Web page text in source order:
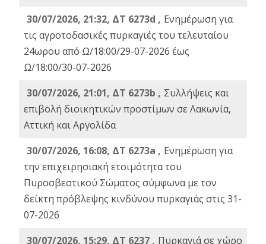
30/07/2026, 21:32, ΔΤ 6273d , Ενημέρωση για
τις αγροτοδασικές πυρκαγιές του τελευταίου
24ωρου από Ω/18:00/29-07-2026 έως
Ω/18:00/30-07-2026
30/07/2026, 21:01, ΔΤ 6273b , Συλλήψεις και
επιβολή διοικητικών προστίμων σε Λακωνία,
Αττική και Αργολίδα
30/07/2026, 16:08, ΔΤ 6273a , Ενημέρωση για
την επιχειρησιακή ετοιμότητα του
Πυροσβεστικού Σώματος σύμφωνα με τον
δείκτη πρόβλεψης κινδύνου πυρκαγιάς στις 31-
07-2026
30/07/2026, 15:29, ΔΤ 6237 , Πυρκαγιά σε χώρο